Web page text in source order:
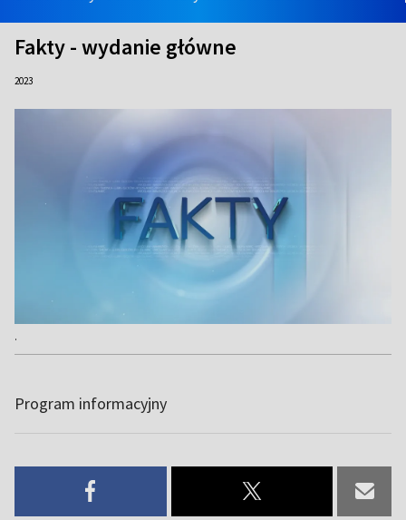
Fakty - wydanie główne
2023
.
Program informacyjny